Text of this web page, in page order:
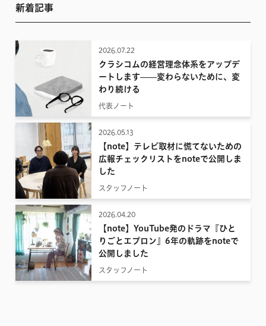
新着記事
2026.07.22
クラシコムの経営理念体系をアップデ
ートします——変わらないために、変
わり続ける
代表ノート
2026.05.13
【note】テレビ取材に慌てないための
広報チェックリストをnoteで公開しま
した
スタッフノート
2026.04.20
【note】YouTube発のドラマ『ひと
りごとエプロン』6年の軌跡をnoteで
公開しました
スタッフノート